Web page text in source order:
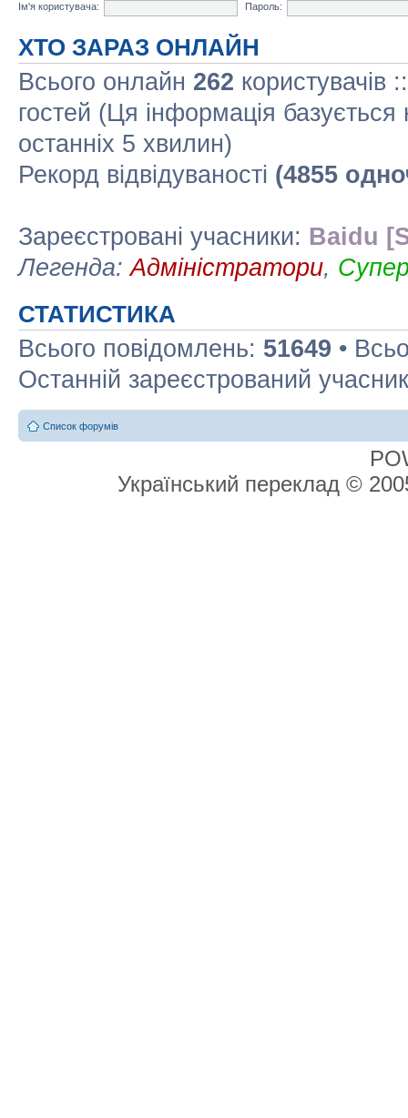
Ім'я користувача:
Пароль:
ХТО ЗАРАЗ ОНЛАЙН
Всього онлайн 262 користувачів
гостей (Ця інформація базується
останніх 5 хвилин)
Рекорд відвідуваності (4855
Зареєстровані учасники: Baidu
Легенда:Адміністратори,
СТАТИСТИКА
Всього повідомлень: 51649 •
Останній зареєстрований
Список форумів
Український переклад ©